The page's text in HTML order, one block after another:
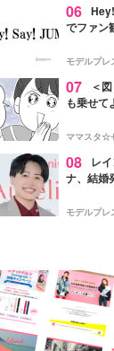
06
でファン
モデルプレ
07
＜
も乗せて
ママスタ☆
08
レ
ナ、結婚
点変更の
モデルプレ